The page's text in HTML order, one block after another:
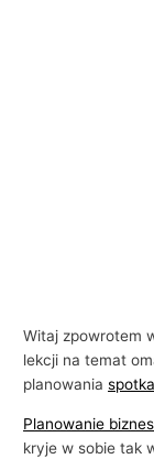
Witaj zpowrotem
lekcji na temat
planowania
Planowanie
kryje w sobie tak